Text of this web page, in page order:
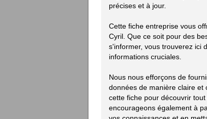
précises et à jour.
Cette fiche entreprise vous
Cyril. Que ce soit pour des
s'informer, vous trouverez ici
informations cruciales.
Nous nous efforçons de
données de manière claire et
cette fiche pour découvrir
encourageons également à